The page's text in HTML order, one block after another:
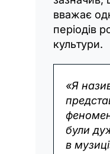
вважає
періодів
культури.
«Я
були
в